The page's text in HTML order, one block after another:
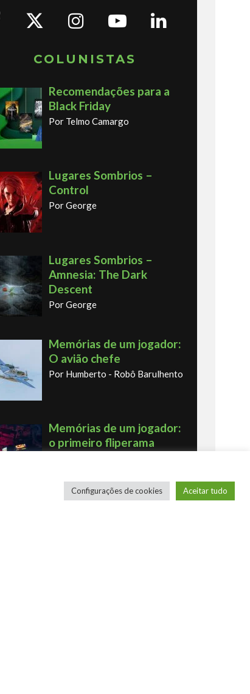
COLUNISTAS
Recomendações para a
Black Friday
Por Telmo Camargo
Lugares Sombrios –
Control
Por George
Lugares Sombrios –
Amnesia: The Dark
Descent
Por George
Memórias de um jogador:
O avião chefe
Por Humberto - Robô Barulhento
Memórias de um jogador:
o primeiro fliperama
Configurações de cookies Aceitar tudo